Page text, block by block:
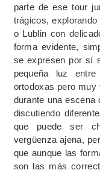
parte de ese tour
trágicos,
o Lublin con
forma evidente,
se expresen por sí
pequeña luz
ortodoxas pero muy
durante una
discutiendo
que puede ser
vergüenza ajena,
que aunque las
son las más